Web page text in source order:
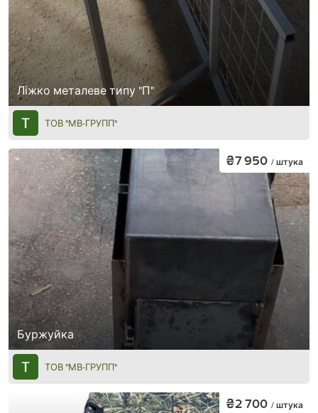
Ліжко металеве типу "П"
ТОВ "МВ-ГРУПП"
Буржуйка
₴7 950 / штука
ТОВ "МВ-ГРУПП"
₴2 700 / штука